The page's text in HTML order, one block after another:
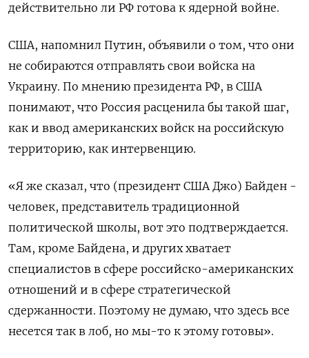
действительно ли РФ готова к ядерной войне.
США, напомнил Путин, объявили о том, что они
не собираются отправлять свои войска на
Украину. По мнению президента РФ, в США
понимают, что Россия расценила бы такой шаг,
как и ввод американских войск на российскую
территорию, как интервенцию.
«Я же сказал, что (президент США Джо) Байден -
человек, представитель традиционной
политической школы, вот это подтверждается.
Там, кроме Байдена, и других хватает
специалистов в сфере российско-американских
отношений и в сфере стратегической
сдержанности. Поэтому не думаю, что здесь все
несется так в лоб, но мы-то к этому готовы».